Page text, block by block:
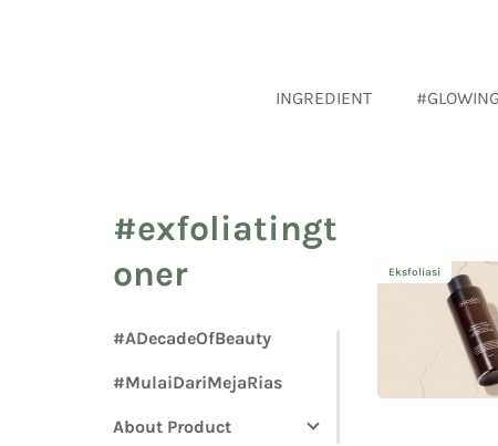
INGREDIENT
#exfoliatingt
oner
#ADecadeOfBeauty
#MulaiDariMejaRias
About Product
Eksfoliasi